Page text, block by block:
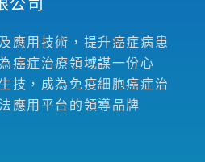
公司
應用技術，提升癌症病患
癌症治療領域謀一份心
技，成為免疫細胞癌症治
應用平台的領導品牌